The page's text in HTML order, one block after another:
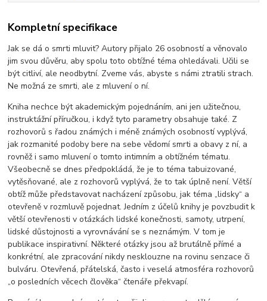
Kompletní specifikace
Jak se dá o smrti mluvit? Autory přijalo 26 osobností a věnovalo
jim svou důvěru, aby spolu toto obtížné téma ohledávali. Učili se
být citliví, ale neodbytní. Zveme vás, abyste s námi ztratili strach.
Ne možná ze smrti, ale z mluvení o ní.
Kniha nechce být akademickým pojednáním, ani jen užitečnou,
instruktážní příručkou, i když tyto parametry obsahuje také. Z
rozhovorů s řadou známých i méně známých osobností vyplývá,
jak rozmanité podoby bere na sebe vědomí smrti a obavy z ní, a
rovněž i samo mluvení o tomto intimním a obtížném tématu.
Všeobecně se dnes předpokládá, že je to téma tabuizované,
vytěsňované, ale z rozhovorů vyplývá, že to tak úplně není. Větší
obtíž může představovat nacházení způsobu, jak téma „lidsky“ a
otevřeně v rozmluvě pojednat. Jedním z účelů knihy je povzbudit k
větší otevřenosti v otázkách lidské konečnosti, samoty, utrpení,
lidské důstojnosti a vyrovnávání se s neznámým. V tom je
publikace inspirativní. Některé otázky jsou až brutálně přímé a
konkrétní, ale zpracování nikdy nesklouzne na rovinu senzace či
bulváru. Otevřená, přátelská, často i veselá atmosféra rozhovorů
„o posledních věcech člověka“ čtenáře překvapí.